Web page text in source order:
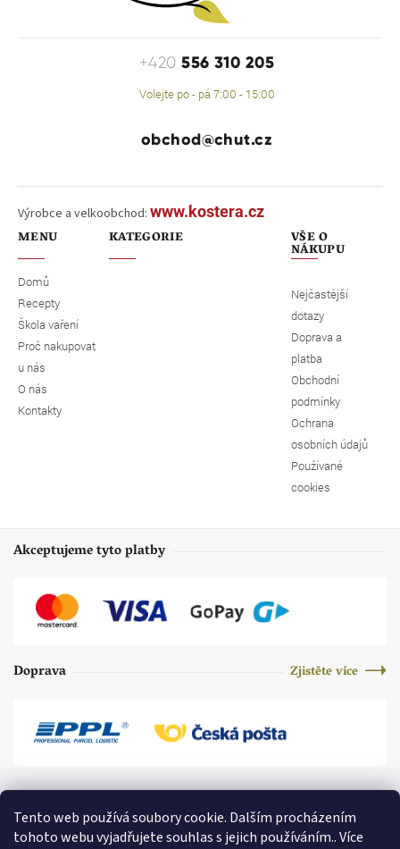
Tento web používá soubory cookie. Dalším procházením
tohoto webu vyjadřujete souhlas s jejich používáním.. Více
+420556 310 205
Volejte po - pá 7:00 - 15:00
obchod@chut.cz
Výrobce a velkoobchod: www.kostera.cz
MENU
Domů
Recepty
Škola vaření
Proč nakupovat
u nás
O nás
Kontakty
KATEGORIE VŠE O
NÁKUPU
Nejčastější
dotazy
Doprava a
platba
Obchodní
podmínky
Ochrana
osobních údajů
Používané
cookies
Akceptujeme tyto platby
Doprava Zjistěte více